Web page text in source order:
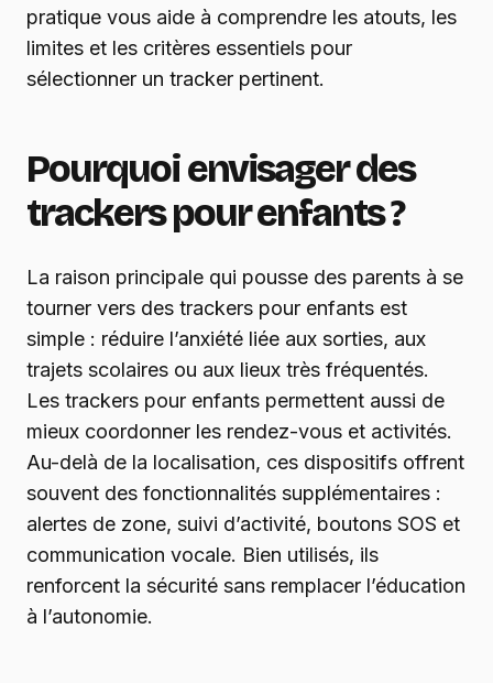
pratique vous aide à comprendre les atouts, les
limites et les critères essentiels pour
sélectionner un tracker pertinent.
Pourquoi envisager des
trackers pour enfants ?
La raison principale qui pousse des parents à se
tourner vers des trackers pour enfants est
simple : réduire l’anxiété liée aux sorties, aux
trajets scolaires ou aux lieux très fréquentés.
Les trackers pour enfants permettent aussi de
mieux coordonner les rendez-vous et activités.
Au-delà de la localisation, ces dispositifs offrent
souvent des fonctionnalités supplémentaires :
alertes de zone, suivi d’activité, boutons SOS et
communication vocale. Bien utilisés, ils
renforcent la sécurité sans remplacer l’éducation
à l’autonomie.